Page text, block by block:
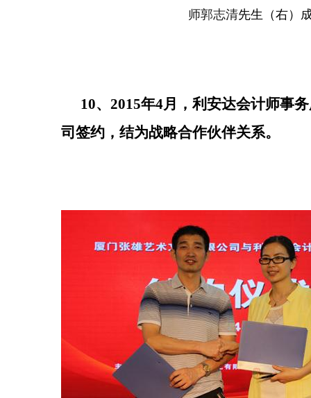
师郭志清先生（右）
10、2015年4月，利安达会计师事
司签约，结为战略合作伙伴关系。